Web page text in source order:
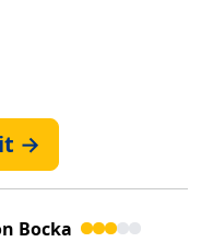
→
Bocka